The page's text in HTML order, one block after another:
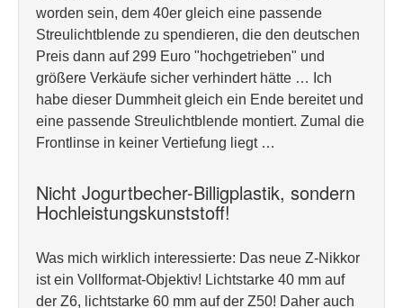
worden sein, dem 40er gleich eine passende
Streulichtblende zu spendieren, die den deutschen
Preis dann auf 299 Euro "hochgetrieben" und
größere Verkäufe sicher verhindert hätte … Ich
habe dieser Dummheit gleich ein Ende bereitet und
eine passende Streulichtblende montiert. Zumal die
Frontlinse in keiner Vertiefung liegt …
Nicht Jogurtbecher-Billigplastik, sondern
Hochleistungskunststoff!
Was mich wirklich interessierte: Das neue Z-Nikkor
ist ein Vollformat-Objektiv! Lichtstarke 40 mm auf
der Z6, lichtstarke 60 mm auf der Z50! Daher auch